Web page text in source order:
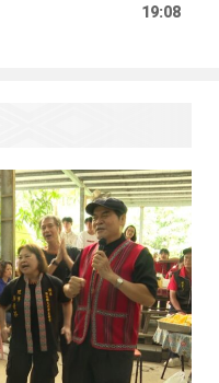
19:08